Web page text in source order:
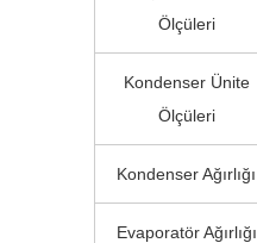
Ölçüleri
Kondenser Ünite
Ölçüleri
Kondenser Ağırlığı
Evaporatör Ağırlığı